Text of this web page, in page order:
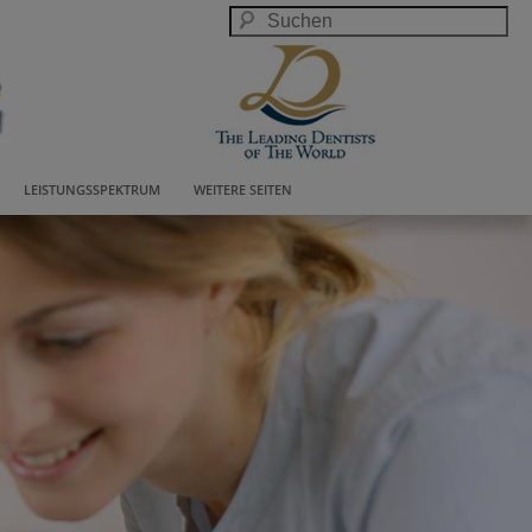
LEISTUNGSSPEKTRUM WEITERE SEITEN